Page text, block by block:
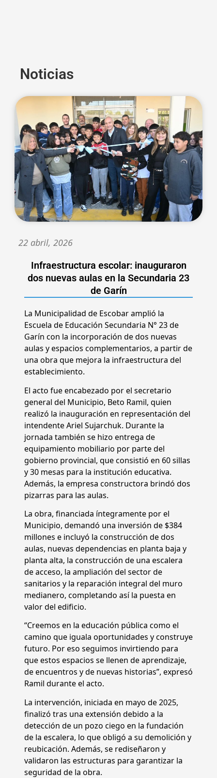
Noticias
22 abril, 2026
Infraestructura escolar: inauguraron
dos nuevas aulas en la Secundaria 23
de Garín
La Municipalidad de Escobar amplió la
Escuela de Educación Secundaria N° 23 de
Garín con la incorporación de dos nuevas
aulas y espacios complementarios, a partir de
una obra que mejora la infraestructura del
establecimiento.
El acto fue encabezado por el secretario
general del Municipio, Beto Ramil, quien
realizó la inauguración en representación del
intendente Ariel Sujarchuk. Durante la
jornada también se hizo entrega de
equipamiento mobiliario por parte del
gobierno provincial, que consistió en 60 sillas
y 30 mesas para la institución educativa.
Además, la empresa constructora brindó dos
pizarras para las aulas.
La obra, financiada íntegramente por el
Municipio, demandó una inversión de $384
millones e incluyó la construcción de dos
aulas, nuevas dependencias en planta baja y
planta alta, la construcción de una escalera
de acceso, la ampliación del sector de
sanitarios y la reparación integral del muro
medianero, completando así la puesta en
valor del edificio.
“Creemos en la educación pública como el
camino que iguala oportunidades y construye
futuro. Por eso seguimos invirtiendo para
que estos espacios se llenen de aprendizaje,
de encuentros y de nuevas historias”, expresó
Ramil durante el acto.
La intervención, iniciada en mayo de 2025,
finalizó tras una extensión debido a la
detección de un pozo ciego en la fundación
de la escalera, lo que obligó a su demolición y
reubicación. Además, se rediseñaron y
validaron las estructuras para garantizar la
seguridad de la obra.